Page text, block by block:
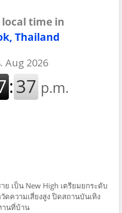
time in
Thailand
เป็น New High เตรียมยกระดับ
ดความเสี่ยงสูง ปิดสถานบันเทิง
านที่บ้าน